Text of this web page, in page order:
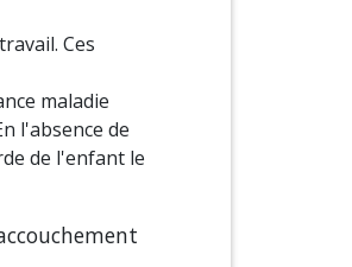
Ces
maladie
l'absence de
de l'enfant le